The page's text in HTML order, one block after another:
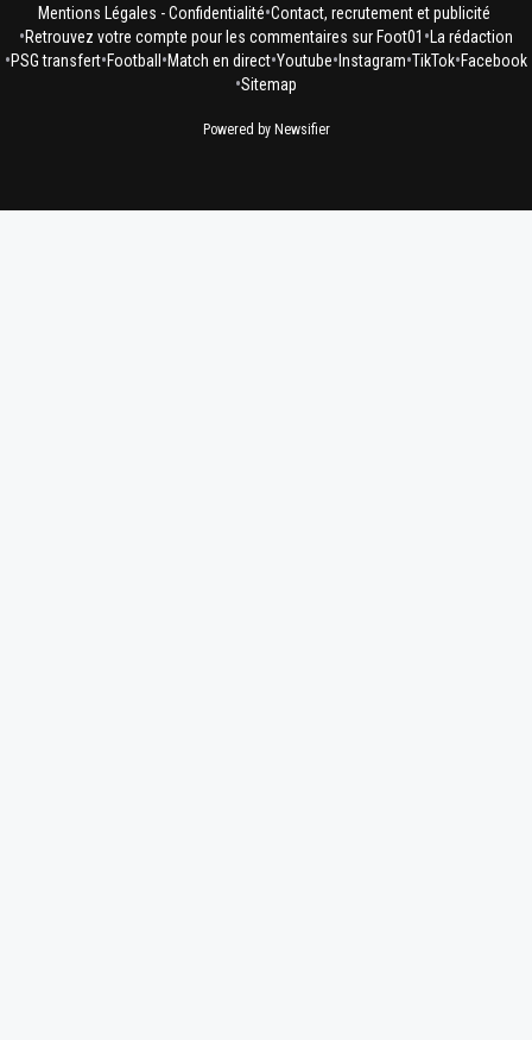
Mentions Légales - Confidentialité•Contact, recrutement et publicité
•Retrouvez votre compte pour les commentaires sur Foot01 • La rédaction
•PSG transfert•Football •Match en direct•Youtube• Instagram•TikTok•Facebook
•Sitemap
Powered by Newsifier